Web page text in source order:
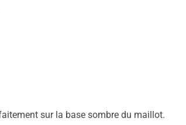
sur la base sombre du maillot.